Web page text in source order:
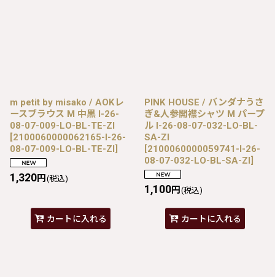
m petit by misako / AOKレ
ースブラウス M 中黒 I-26-
08-07-009-LO-BL-TE-ZI
[2100060000062165-I-26-
08-07-009-LO-BL-TE-ZI]
1,320円 (税込)
カートに入れる
PINK HOUSE / バンダナうさ
ぎ&人参開襟シャツ M パープ
ル I-26-08-07-032-LO-BL-
SA-ZI
[2100060000059741-I-26-
08-07-032-LO-BL-SA-ZI]
1,100円 (税込)
カートに入れる